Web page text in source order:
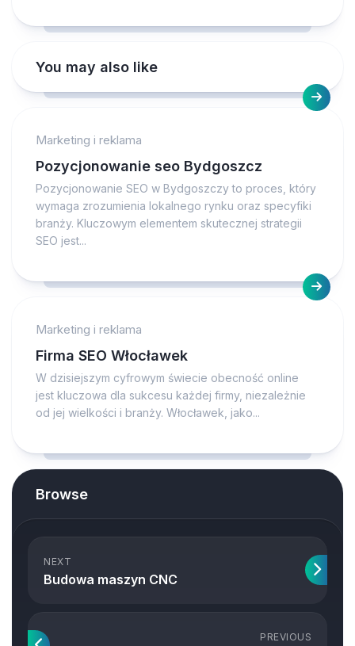
You may also like
Marketing i reklama
Pozycjonowanie seo Bydgoszcz
Pozycjonowanie SEO w Bydgoszczy to proces, który
wymaga zrozumienia lokalnego rynku oraz specyfiki
branży. Kluczowym elementem skutecznej strategii
SEO jest...
Marketing i reklama
Firma SEO Włocławek
W dzisiejszym cyfrowym świecie obecność online
jest kluczowa dla sukcesu każdej firmy, niezależnie
od jej wielkości i branży. Włocławek, jako...
Browse
NEXT
Budowa maszyn CNC
PREVIOUS